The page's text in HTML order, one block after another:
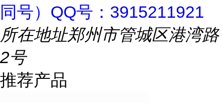
同号）QQ号：3915211921
所在地址郑州市管城区港湾路
2号
推荐产品